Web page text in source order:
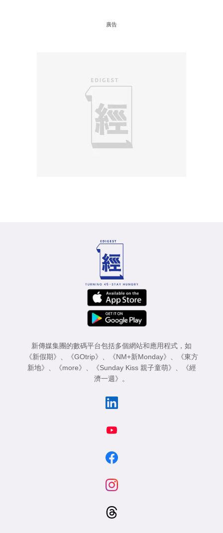
廣告
新傳媒集團的數碼平台包括多個網站和應用程式，如
《新假期》
《GOtrip》 《NM+新Monday》
《東方
新地》
《more》 《Sunday Kiss 親子童萌》
《經
濟一週》
。